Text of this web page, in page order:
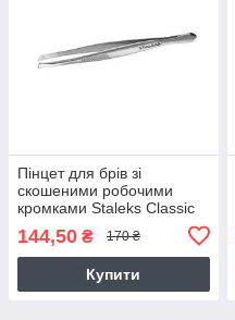
Пінцет для брів зі
скошеними робочими
кромками Staleks Classic
144,50 ₴ 170 ₴
Купити